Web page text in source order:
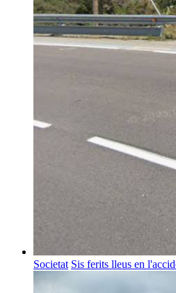
Societat Sis ferits lleus en